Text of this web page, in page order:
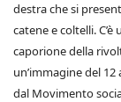
destra che si
catene e coltelli.
caporione della
un’immagine del
dal Movimento